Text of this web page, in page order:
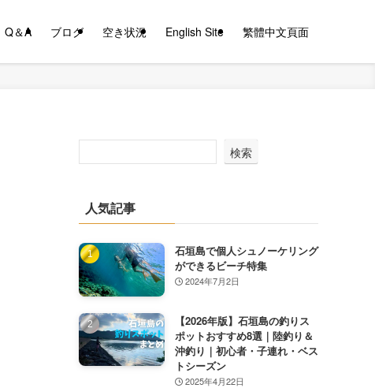
Q＆A ブログ 空き状況 English Site 繁體中文頁面
検索
人気記事
石垣島で個人シュノーケリング
ができるビーチ特集
2024年7月2日
【2026年版】石垣島の釣りス
ポットおすすめ8選｜陸釣り＆
沖釣り｜初心者・子連れ・ベス
トシーズン
2025年4月22日